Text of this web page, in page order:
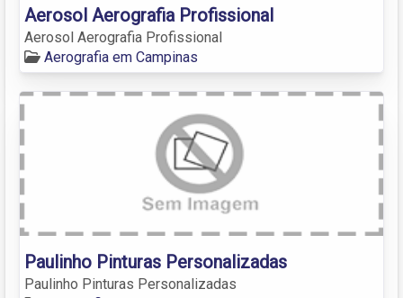
Aerosol Aerografia Profissional
Aerosol Aerografia Profissional
Aerografia em Campinas
Paulinho Pinturas Personalizadas
Paulinho Pinturas Personalizadas